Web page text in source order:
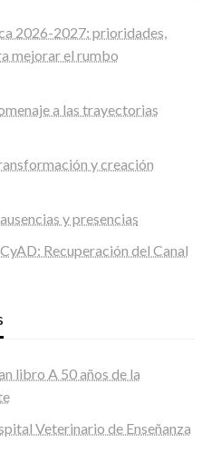
2026-2027: prioridades,
mejorar el rumbo
a las trayectorias
y creación
y presencias
Recuperación del Canal
libro A 50 años de la
Veterinario de Enseñanza